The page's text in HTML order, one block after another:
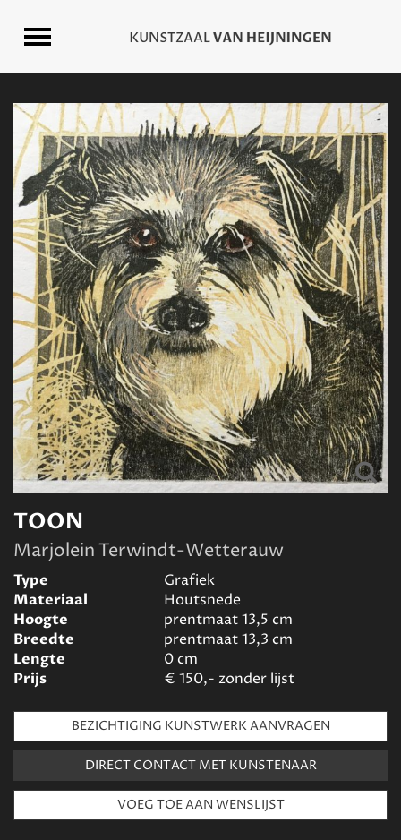
TOON
Marjolein Terwindt-Wetterauw
Type
Grafiek
Materiaal
Houtsnede
Hoogte
prentmaat 13,5 cm
Breedte
prentmaat 13,3 cm
Lengte
0cm
Prijs
€ 150,- zonder lijst
BEZICHTIGING KUNSTWERK AANVRAGEN
DIRECT CONTACT MET KUNSTENAAR